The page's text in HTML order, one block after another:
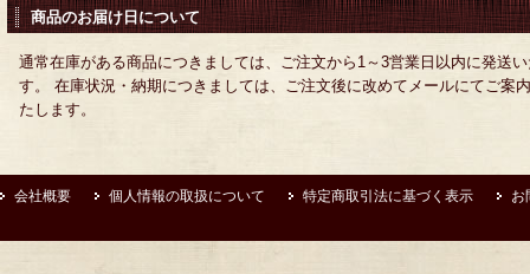
商品のお届け日について
通常在庫がある商品につきましては、ご注文から1～3営業日以内に発送
す。 在庫状況・納期につきましては、ご注文後に改めてメールにてご案
たします。
会社概要 個人情報の取扱について 特定商取引法に基づく表示 お